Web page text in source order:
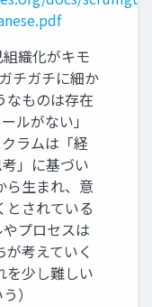
織化がキモ
チガチに細か
なものは存在
ルがない」
ラムは「経
」に基づい
ら生まれ、意
とされている
プロセスは
考えていく
を少し難しい
）